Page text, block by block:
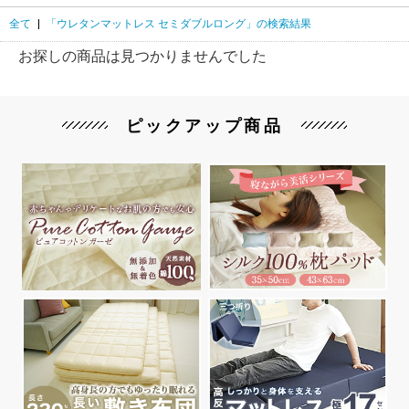
全て 「ウレタンマットレス セミダブルロング」の検索結果
お探しの商品は見つかりませんでした
ピックアップ商品